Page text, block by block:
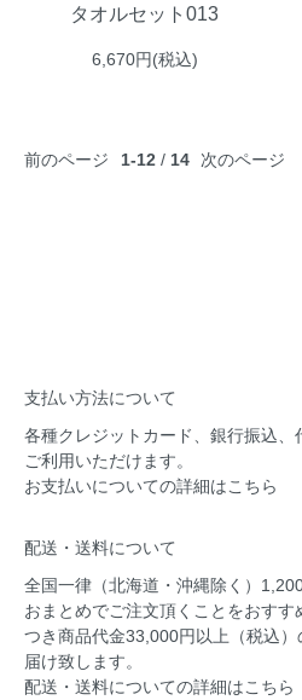
タオルセット013
6,670円(税込)
前のページ 1-12 / 14 次のページ
支払い方法について
各種クレジットカード、銀行振込、
ご利用いただけます。
お支払いについての詳細はこちら
配送・送料について
全国一律（北海道・沖縄除く）
おまとめでご注文頂くことをおす
つき商品代金33,000円以上（税込
届け致します。
配送・送料についての詳細はこちら